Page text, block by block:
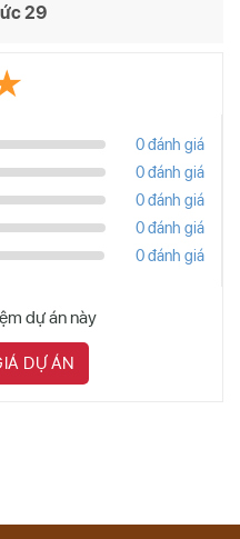
29
0 đánh giá
0 đánh giá
0 đánh giá
0 đánh giá
0 đánh giá
dự án này
DỰ ÁN